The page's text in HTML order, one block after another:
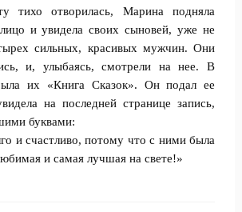
тихо отворилась, Марина подняла
и увидела своих сыновей, уже не
сильных, красивых мужчин. Они
и, улыбаясь, смотрели на нее. В
их «Книга Сказок». Он подал ее
на последней странице запись,
буквами:
и счастливо, потому что с ними была
и самая лучшая на свете!»